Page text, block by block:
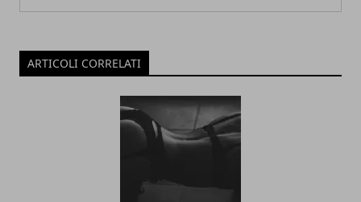
ARTICOLI CORRELATI